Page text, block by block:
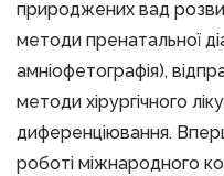
природжених вад
методи пренатальної
амніофетографія),
методи хірургічного
диференціювання.
роботі міжнародного